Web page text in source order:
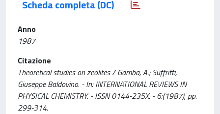
Scheda completa (DC)
Anno
1987
Citazione
Theoretical studies on zeolites / Gamba, A.; Suffritti,
Giuseppe Baldovino. - In: INTERNATIONAL REVIEWS IN
PHYSICAL CHEMISTRY. - ISSN 0144-235X. - 6:(1987), pp.
299-314.